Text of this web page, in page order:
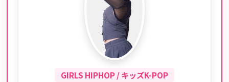
GIRLS HIPHOP / キッズK-POP